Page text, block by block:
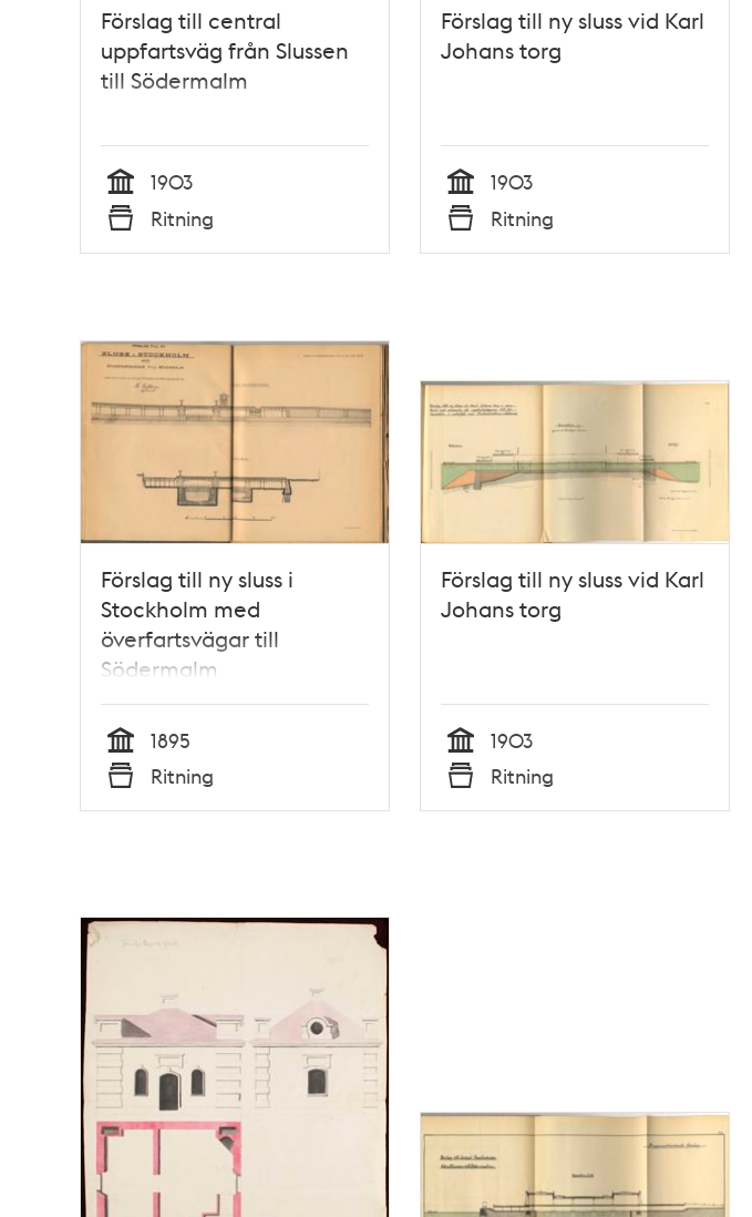
Förslag till central
uppfartsväg från Slussen
till Södermalm
Tid
1903
Typ
Ritning
Förslag till ny sluss vid Karl
Johans torg
Tid
1903
Typ
Ritning
Förslag till ny sluss i
Stockholm med
överfartsvägar till
Södermalm
Tid
1895
Typ
Ritning
Förslag till ny sluss vid Karl
Johans torg
Tid
1903
Typ
Ritning